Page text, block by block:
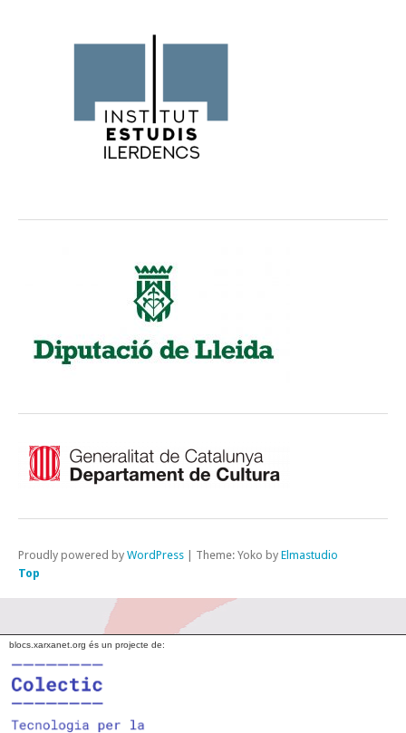
Proudly powered by WordPress | Theme: Yoko by Elmastudio
Top
blocs.xarxanet.org és un projecte de: